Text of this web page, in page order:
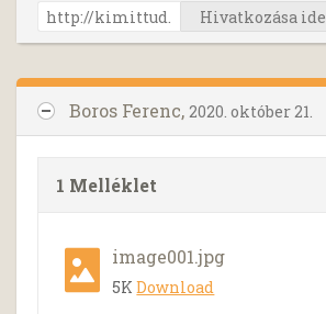
Hivatkozása ide
Boros Ferenc, 2020. október 21.
1 Melléklet
image001.jpg
5KDownload